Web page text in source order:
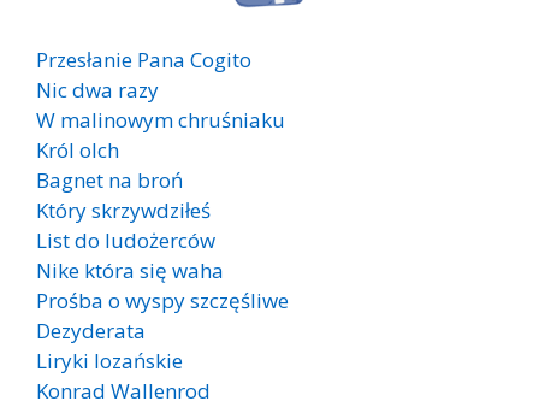
Przesłanie Pana Cogito
Nic dwa razy
W malinowym chruśniaku
Król olch
Bagnet na broń
Który skrzywdziłeś
List do ludożerców
Nike która się waha
Prośba o wyspy szczęśliwe
Dezyderata
Liryki lozańskie
Konrad Wallenrod